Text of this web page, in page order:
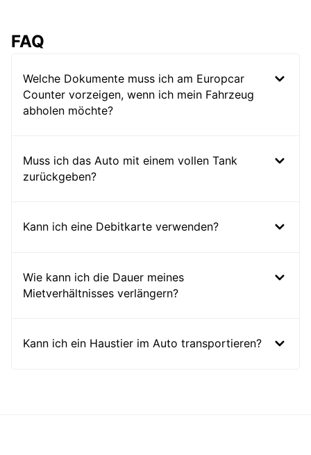
FAQ
Welche Dokumente muss ich am Europcar
Counter vorzeigen, wenn ich mein Fahrzeug
abholen möchte?
Muss ich das Auto mit einem vollen Tank
zurückgeben?
Kann ich eine Debitkarte verwenden?
Wie kann ich die Dauer meines
Mietverhältnisses verlängern?
Kann ich ein Haustier im Auto transportieren?